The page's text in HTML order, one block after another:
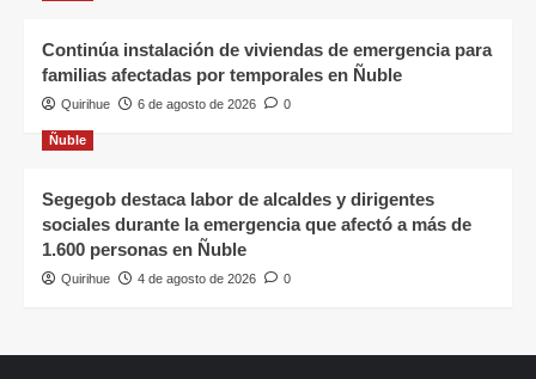
Continúa instalación de viviendas de emergencia para
familias afectadas por temporales en Ñuble
Quirihue 6 de agosto de 2026 0
Ñuble
Segegob destaca labor de alcaldes y dirigentes
sociales durante la emergencia que afectó a más de
1.600 personas en Ñuble
Quirihue 4 de agosto de 2026 0